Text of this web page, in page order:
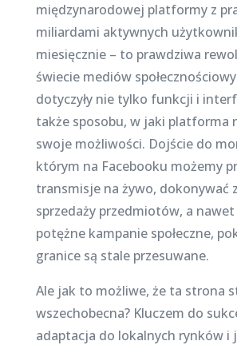
międzynarodowej platformy z
miliardami aktywnych
miesięcznie – to prawdziwa
świecie mediów
dotyczyły nie tylko funkcji i
także sposobu, w jaki platforma
swoje możliwości. Dojście do
którym na Facebooku możemy
transmisje na żywo, dokonywać
sprzedaży przedmiotów, a
potężne kampanie społeczne,
granice są stale przesuwane.
Ale jak to możliwe, że ta strona
wszechobecna? Kluczem do
adaptacja do lokalnych rynków i